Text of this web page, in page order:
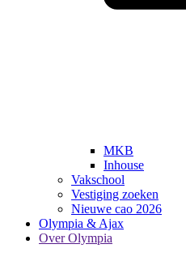
MKB
Inhouse
Vakschool
Vestiging zoeken
Nieuwe cao 2026
Olympia & Ajax
Over Olympia